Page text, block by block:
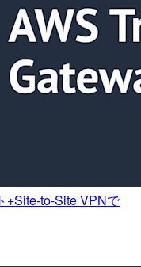
+Site-to-Site VPNで